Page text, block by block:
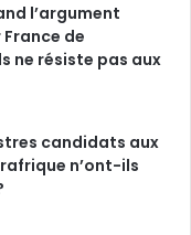
l’argument
de
ne résiste pas aux
candidats aux
n’ont-ils